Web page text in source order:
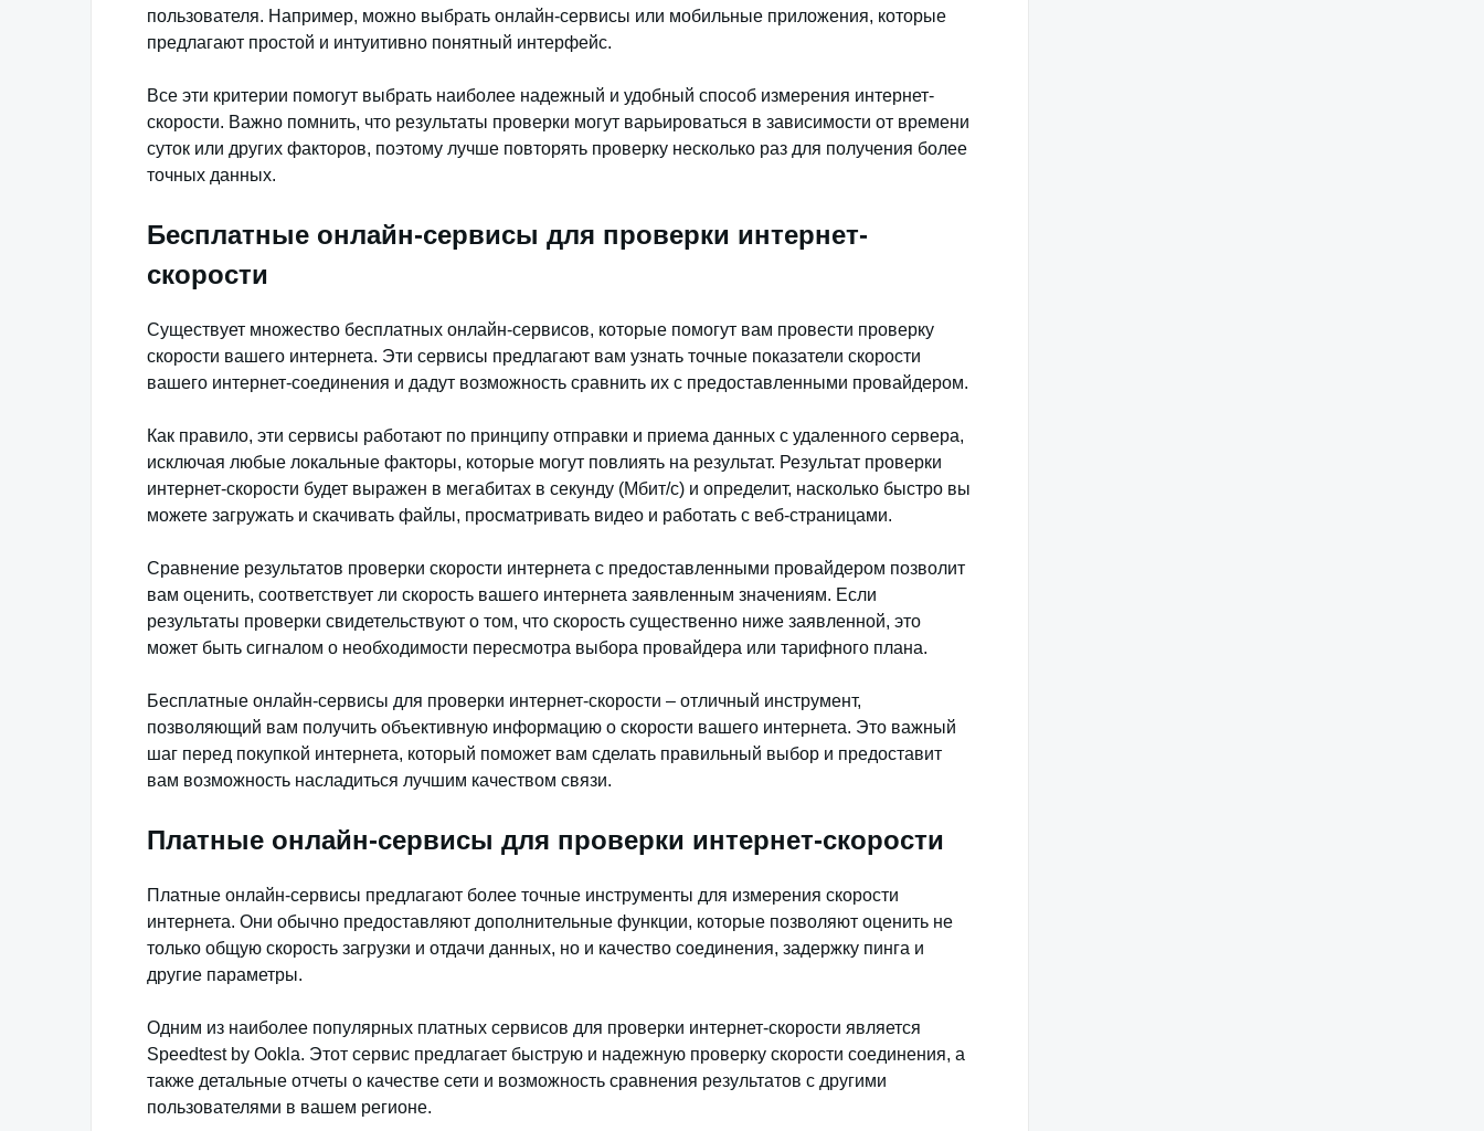
пользователя. Например, можно выбрать онлайн-сервисы или мобильные приложения, которые
предлагают простой и интуитивно понятный интерфейс.
Все эти критерии помогут выбрать наиболее надежный и удобный способ измерения интернет-
скорости. Важно помнить, что результаты проверки могут варьироваться в зависимости от времени
суток или других факторов, поэтому лучше повторять проверку несколько раз для получения более
точных данных.
Бесплатные онлайн-сервисы для проверки интернет-
скорости
Существует множество бесплатных онлайн-сервисов, которые помогут вам провести проверку
скорости вашего интернета. Эти сервисы предлагают вам узнать точные показатели скорости
вашего интернет-соединения и дадут возможность сравнить их с предоставленными провайдером.
Как правило, эти сервисы работают по принципу отправки и приема данных с удаленного сервера,
исключая любые локальные факторы, которые могут повлиять на результат. Результат проверки
интернет-скорости будет выражен в мегабитах в секунду (Мбит/с) и определит, насколько быстро вы
можете загружать и скачивать файлы, просматривать видео и работать с веб-страницами.
Сравнение результатов проверки скорости интернета с предоставленными провайдером позволит
вам оценить, соответствует ли скорость вашего интернета заявленным значениям. Если
результаты проверки свидетельствуют о том, что скорость существенно ниже заявленной, это
может быть сигналом о необходимости пересмотра выбора провайдера или тарифного плана.
Бесплатные онлайн-сервисы для проверки интернет-скорости – отличный инструмент,
позволяющий вам получить объективную информацию о скорости вашего интернета. Это важный
шаг перед покупкой интернета, который поможет вам сделать правильный выбор и предоставит
вам возможность насладиться лучшим качеством связи.
Платные онлайн-сервисы для проверки интернет-скорости
Платные онлайн-сервисы предлагают более точные инструменты для измерения скорости
интернета. Они обычно предоставляют дополнительные функции, которые позволяют оценить не
только общую скорость загрузки и отдачи данных, но и качество соединения, задержку пинга и
другие параметры.
Одним из наиболее популярных платных сервисов для проверки интернет-скорости является
Speedtest by Ookla. Этот сервис предлагает быструю и надежную проверку скорости соединения, а
также детальные отчеты о качестве сети и возможность сравнения результатов с другими
пользователями в вашем регионе.